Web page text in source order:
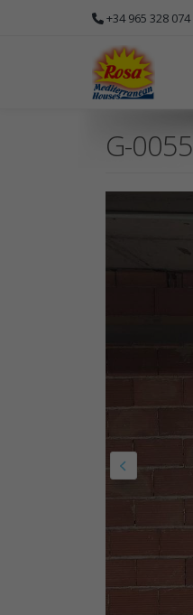
+34 965 328 074
G-0055